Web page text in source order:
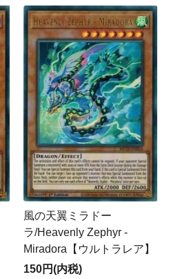
風の天翼ミラドー
ラ/Heavenly Zephyr -
Miradora【ウルトラレア】
150円(内税)